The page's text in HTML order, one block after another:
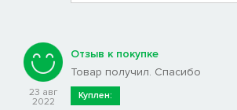
23 авг
2022
Отзыв к покупке
Товар получил. Спасибо
Куплен: